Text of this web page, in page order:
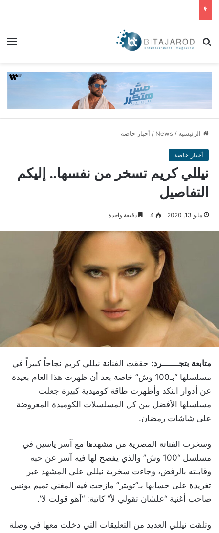
بحث عن
الرئيسية /
News
/ أخبار خاصة
أخبار خاصة
نيللي كريم تسخر من نفسها.. إليكم
التفاصيل
مايو 13, 2020 4 دقيقة واحدة
متابعة بتجـــــــرد: حققت الفنانة نيللي كريم نجاحاً كبيراً في
مسلسلها “بـ100 وش” خاصة بعد أن ظهرت هذا العام بعيدة
عن أدوار النكد وأظهرت طاقة كوميدية كبيرة جعلت
مسلسلها الأفضل بين كل المسلسلات الكوميدة المعروضة
على شاشات رمضان.
وسخرت الفنانة المصرية من مشهدها مع آسر ياسين في
مسلسل “100 وش” والذي يفصح لها فيه آسر عن حبه
وقابلته بالرفض، وجاءت سخرية نيللي على المشهد عبر
تغريدة على حسابها بـ”تويتر” مازحت فيه المغني تميم يونس
صاحب أغنية “علشان تقولي لأ” كاتبة: “آهو قولت لا”.
وتلقت نيللي العديد من التعليقات التي دخلت معها في وصلة